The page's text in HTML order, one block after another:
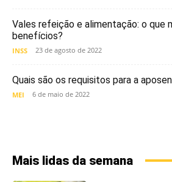
Vales refeição e alimentação: o que
benefícios?
INSS 23 de agosto de 2022
Quais são os requisitos para a
MEI 6 de maio de 2022
Mais lidas da semana